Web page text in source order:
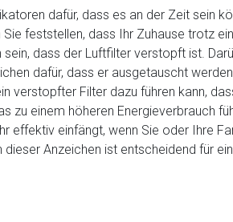
dafür, dass es an der Zeit sein
Sie feststellen, dass Ihr Zuhause trotz
sein, dass der Luftfilter verstopft ist.
dafür, dass er ausgetauscht
verstopfter Filter dazu führen kann,
zu einem höheren Energieverbrauch
effektiv einfängt, wenn Sie oder Ihre
dieser Anzeichen ist entscheidend für